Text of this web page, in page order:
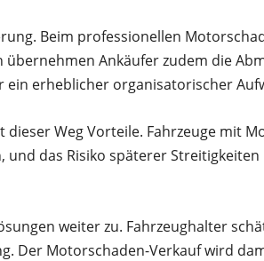
Beim professionellen
Ankäufer zudem die
erheblicher organisatorischer
dieser Weg Vorteile. Fahrzeuge mit
und das Risiko späterer
weiter zu. Fahrzeughalter
Der Motorschaden-Verkauf wird